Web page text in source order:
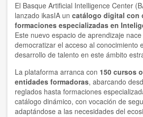
El Basque Artificial Intelligence Center
lanzado ikasIA un catálogo digital con
formaciones especializadas en
Este nuevo espacio de aprendizaje
democratizar el acceso al conocimiento
desarrollo de talento en este ámbito
La plataforma arranca con 150 cursos
entidades formadoras, abarcando
reglados hasta formaciones
catálogo dinámico, con vocación de
adaptándose a las necesidades del